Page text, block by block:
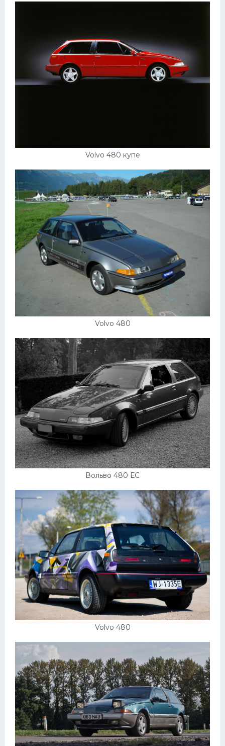
Volvo 480 купе
Volvo 480
Вольво 480 ЕС
Volvo 480